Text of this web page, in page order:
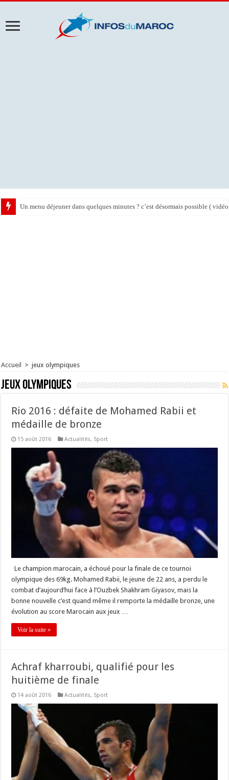
Un menu déjeuner dans quelques minutes ? c’est désormais possible (
Accueil > jeux olympiques
jeux olympiques
Rio 2016 : défaite de Mohamed Rabii et
médaille de bronze
15 août 2016 Actualités, Sport
Le champion marocain, a échoué pour la finale de ce tournoi
olympique des 69kg. Mohamed Rabii, le jeune de 22 ans, a perdu le
combat d’aujourd’hui face à l’Ouzbek Shakhram Giyasov, mais la
bonne nouvelle c’est quand même il remporte la médaille bronze, une
évolution au score Marocain aux jeux …
Voir la suite »
Achraf kharroubi, qualifié pour les
huitième de finale
14 août 2016 Actualités, Sport